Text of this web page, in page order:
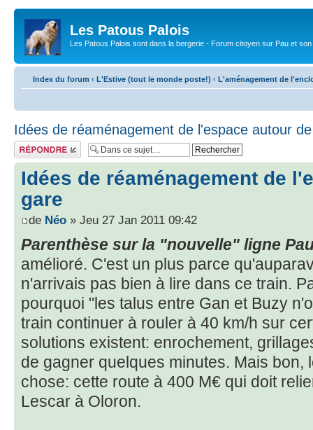
Les Patous Palois
Les Patous Palois sont dans la bergerie - Forum citoyen sur Pau et son
Index du forum ‹ L'Estive (tout le monde poste!) ‹ L'aménagement de
Idées de réaménagement de l'espace autour
Répondre
Idées de réaménagement de
gare
de Néo » Jeu 27 Jan 2011 09:42
Parenthèse sur la "nouvelle" ligne
amélioré. C'est un plus parce
n'arrivais pas bien à lire dans ce train.
pourquoi "les talus entre Gan et Buzy
train continuer à rouler à 40 km/h sur
solutions existent: enrochement,
de gagner quelques minutes. Mais bon,
chose: cette route à 400 M€ qui doit
Lescar à Oloron.